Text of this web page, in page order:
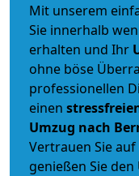
Mit unserem
Sie innerhalb
erhalten und Ihr
ohne böse
professionellen
einen
Umzug nach
Vertrauen Sie
genießen Sie